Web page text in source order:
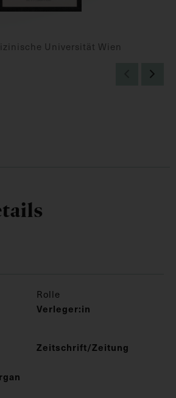
Universität Wien
Rolle
Verleger:in
Zeitschrift/Zeitung